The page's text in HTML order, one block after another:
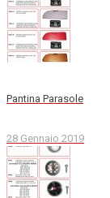
Pantina Parasole
28 Gennaio 2019